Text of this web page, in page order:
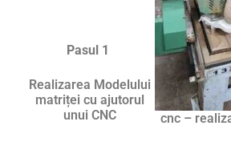
cnc –
Pasul 1
Realizarea Modelului
matriței cu ajutorul
unui CNC